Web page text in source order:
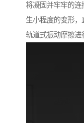
将凝固并牢牢的连
生小程度的变形，
轨道式振动摩擦进